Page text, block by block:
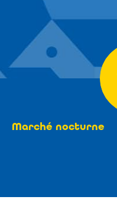
Marché nocturne